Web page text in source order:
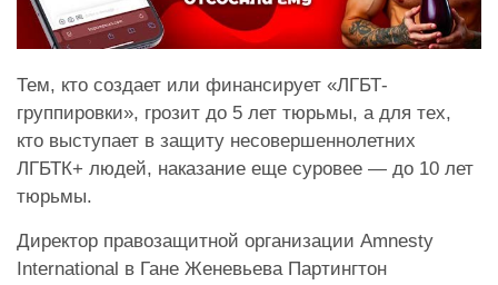
Тем, кто создает или финансирует «ЛГБТ-
группировки», грозит до 5 лет тюрьмы, а для тех,
кто выступает в защиту несовершеннолетних
ЛГБТК+ людей, наказание еще суровее — до 10 лет
тюрьмы.
Директор правозащитной организации Amnesty
International в Гане Женевьева Партингтон